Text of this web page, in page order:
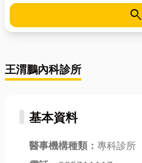
search
王渭鵬內科診所
基本資料
醫事機構種類： 專科診所